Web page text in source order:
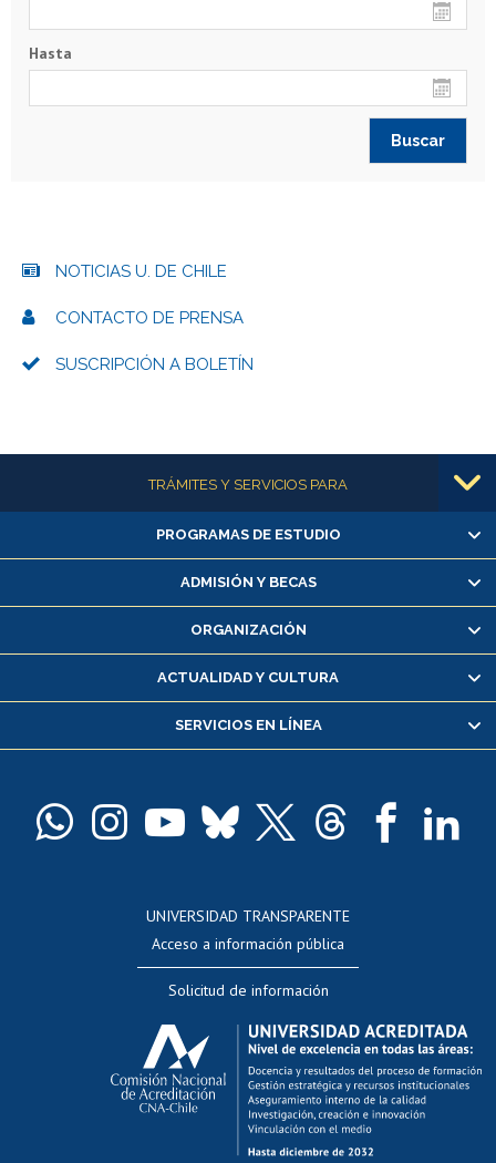
Hasta
NOTICIAS U. DE CHILE
CONTACTO DE PRENSA
SUSCRIPCIÓN A BOLETÍN
Más informaciónTRÁMITES Y SERVICIOS PARA
Alumnas/os y exalumnas/os
Matrícula en línea
Inscripción y cambio de asignaturas
Consulta y certificado de notas
Servicio médico y dental
Pago de arancel y crédito alumnos
Docentes
Evaluación docente
Calificación académica
Postulación al AUCAI
Funcionarias/os
Cursos internos de capacitación
PROGRAMAS DE ESTUDIO
ADMISIÓN Y BECAS
ORGANIZACIÓN
ACTUALIDAD Y CULTURA
SERVICIOS EN LÍNEA
UNIVERSIDAD TRANSPARENTE
Acceso a información pública
Solicitud de información